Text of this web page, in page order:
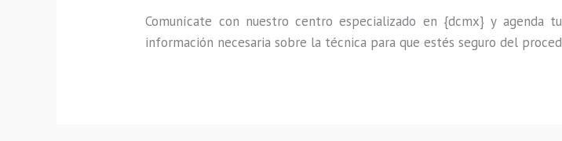
Comunícate con nuestro centro especializado en {dcmx} y
información necesaria sobre la técnica para que estés seguro del